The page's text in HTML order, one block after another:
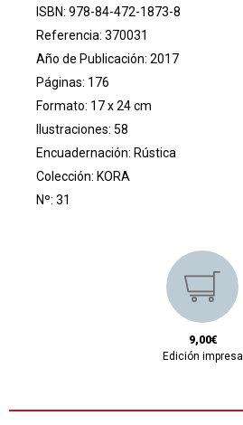
ISBN: 978-84-472-1873-8
Referencia: 370031
Año de Publicación: 2017
Páginas: 176
Formato: 17 x 24 cm
Ilustraciones: 58
Encuadernación: Rústica
Colección: KORA
Nº: 31
9,00€
Edición impresa